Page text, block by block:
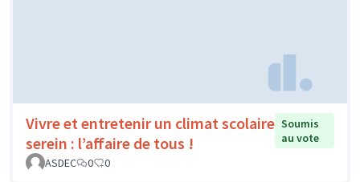
Vivre et entretenir un climat scolaire
serein : l’affaire de tous !
Soumis
au vote
ASDEC
0 0